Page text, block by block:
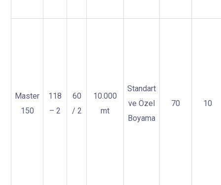
Master
150
118
– 2
60
/ 2
10.000
mt
Standart
ve Özel
Boyama
70 10